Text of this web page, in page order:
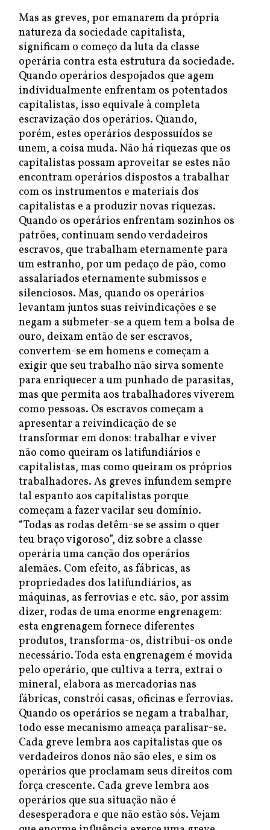
Mas as greves, por emanarem da própria
natureza da sociedade capitalista,
significam o começo da luta da classe
operária contra esta estrutura da sociedade.
Quando operários despojados que agem
individualmente enfrentam os potentados
capitalistas, isso equivale à completa
escravização dos operários. Quando,
porém, estes operários despossuídos se
unem, a coisa muda. Não há riquezas que os
capitalistas possam aproveitar se estes não
encontram operários dispostos a trabalhar
com os instrumentos e materiais dos
capitalistas e a produzir novas riquezas.
Quando os operários enfrentam sozinhos os
patrões, continuam sendo verdadeiros
escravos, que trabalham eternamente para
um estranho, por um pedaço de pão, como
assalariados eternamente submissos e
silenciosos. Mas, quando os operários
levantam juntos suas reivindicações e se
negam a submeter-se a quem tem a bolsa de
ouro, deixam então de ser escravos,
convertem-se em homens e começam a
exigir que seu trabalho não sirva somente
para enriquecer a um punhado de parasitas,
mas que permita aos trabalhadores viverem
como pessoas. Os escravos começam a
apresentar a reivindicação de se
transformar em donos: trabalhar e viver
não como queiram os latifundiários e
capitalistas, mas como queiram os próprios
trabalhadores. As greves infundem sempre
tal espanto aos capitalistas porque
começam a fazer vacilar seu domínio.
“Todas as rodas detêm-se se assim o quer
teu braço vigoroso”, diz sobre a classe
operária uma canção dos operários
alemães. Com efeito, as fábricas, as
propriedades dos latifundiários, as
máquinas, as ferrovias e etc. são, por assim
dizer, rodas de uma enorme engrenagem:
esta engrenagem fornece diferentes
produtos, transforma-os, distribui-os onde
necessário. Toda esta engrenagem é movida
pelo operário, que cultiva a terra, extrai o
mineral, elabora as mercadorias nas
fábricas, constrói casas, oficinas e ferrovias.
Quando os operários se negam a trabalhar,
todo esse mecanismo ameaça paralisar-se.
Cada greve lembra aos capitalistas que os
verdadeiros donos não são eles, e sim os
operários que proclamam seus direitos com
força crescente. Cada greve lembra aos
operários que sua situação não é
desesperadora e que não estão sós. Vejam